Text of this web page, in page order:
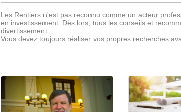
Les Rentiers n'est pas reconnu comme un acteur
en investissement. Dès lors, tous les conseils et
divertissement.
Vous devez toujours réaliser vos propres recherches